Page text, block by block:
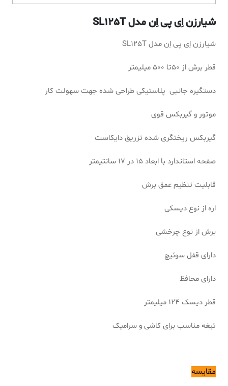
شیارزن اِی پی اِن مدل SL125T
شیارزن اِی پی اِن مدل SL125T
قطر برش از 50تا 500 میلیمتر
دستگیره جانبی پلاستیکی طراحی شده جهت سهولت کار
موتور و گیربکس قوی
گیربکس ریختگری شده تزریق دایکاست
صفحه استاندارد با ابعاد 15 در 17 سانتیمتر
قابلیت تنظیم عمق برش
اره از نوع دیسکی
برش از نوع چرخشی
دارای قفل سوئیچ
دارای محافظ
قطر دیسک 124 میلیمتر
تیغه مناسب برای کاشی و سرامیک
مقایسه